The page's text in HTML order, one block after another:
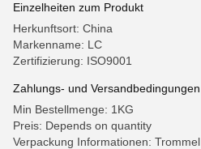
Einzelheiten zum Produkt
Herkunftsort: China
Markenname: LC
Zertifizierung: ISO9001
Zahlungs- und Versandbedingungen
Min Bestellmenge: 1KG
Preis: Depends on quantity
Verpackung Informationen: Trommel